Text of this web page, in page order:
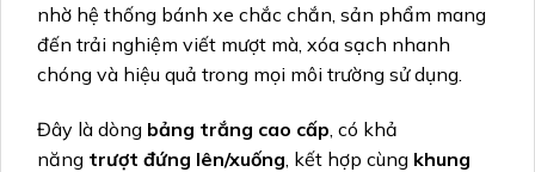
nhờ hệ thống bánh xe chắc chắn, sản phẩm mang
đến trải nghiệm viết mượt mà, xóa sạch nhanh
chóng và hiệu quả trong mọi môi trường sử dụng.
Đây là dòng bảng trắng cao cấp , có khả
năng trượt đứng lên/xuống , kết hợp cùng khung